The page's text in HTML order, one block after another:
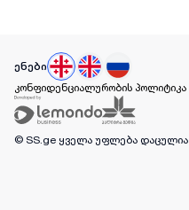
ენები
კონფიდენციალურობის პოლიტიკა
© SS.ge ყველა უფლება დაცულია